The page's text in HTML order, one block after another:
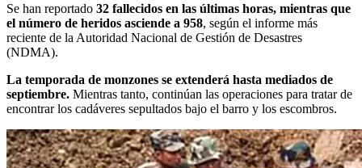
Se han reportado 32 fallecidos en las últimas horas, mientras que
el número de heridos asciende a 958, según el informe más
reciente de la Autoridad Nacional de Gestión de Desastres
(NDMA).
La temporada de monzones se extenderá hasta mediados de
septiembre. Mientras tanto, continúan las operaciones para tratar de
encontrar los cadáveres sepultados bajo el barro y los escombros.